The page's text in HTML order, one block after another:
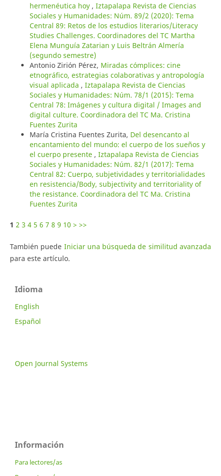
hermenéutica hoy , Iztapalapa Revista de Ciencias
Sociales y Humanidades: Núm. 89/2 (2020): Tema
Central 89: Retos de los estudios literarios/Literacy
Studies Challenges. Coordinadores del TC Martha
Elena Munguía Zatarian y Luis Beltrán Almería
(segundo semestre)
Antonio Zirión Pérez, Miradas cómplices: cine
etnográfico, estrategias colaborativas y antropología
visual aplicada , Iztapalapa Revista de Ciencias
Sociales y Humanidades: Núm. 78/1 (2015): Tema
Central 78: Imágenes y cultura digital / Images and
digital culture. Coordinadora del TC Ma. Cristina
Fuentes Zurita
María Cristina Fuentes Zurita, Del desencanto al
encantamiento del mundo: el cuerpo de los sueños y
el cuerpo presente , Iztapalapa Revista de Ciencias
Sociales y Humanidades: Núm. 82/1 (2017): Tema
Central 82: Cuerpo, subjetividades y territorialidades
en resistencia/Body, subjectivity and territoriality of
the resistance. Coordinadora del TC Ma. Cristina
Fuentes Zurita
1 2 3 4 5 6 7 8 9 10 > >>
También puede Iniciar una búsqueda de similitud avanzada
para este artículo.
Idioma
English
Español
Open Journal Systems
Información
Para lectores/as